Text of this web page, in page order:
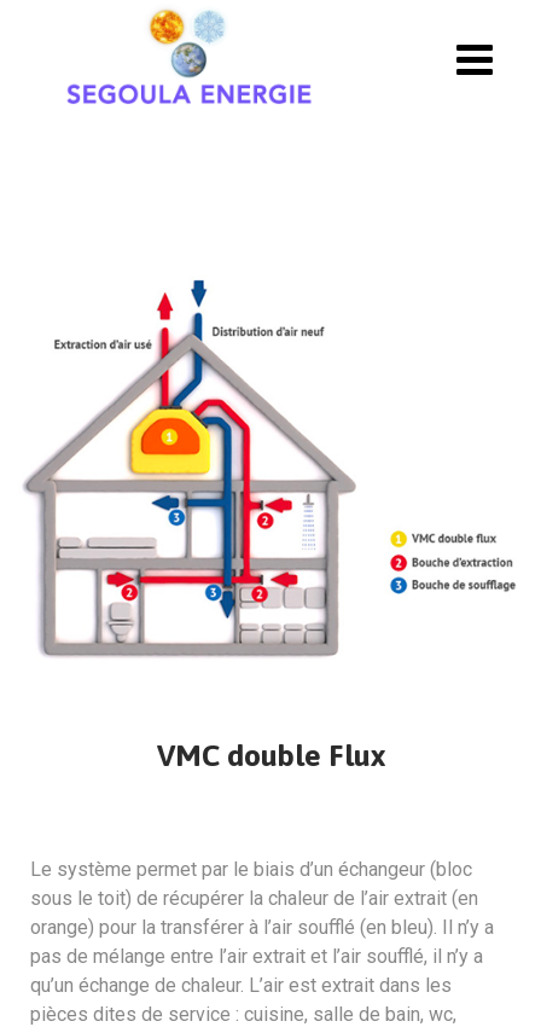
VMC double Flux
Le système permet par le biais d’un échangeur (bloc
sous le toit) de récupérer la chaleur de l’air extrait (en
orange) pour la transférer à l’air soufflé (en bleu). Il n’y a
pas de mélange entre l’air extrait et l’air soufflé, il n’y a
qu’un échange de chaleur. L’air est extrait dans les
pièces dites de service : cuisine, salle de bain, wc,